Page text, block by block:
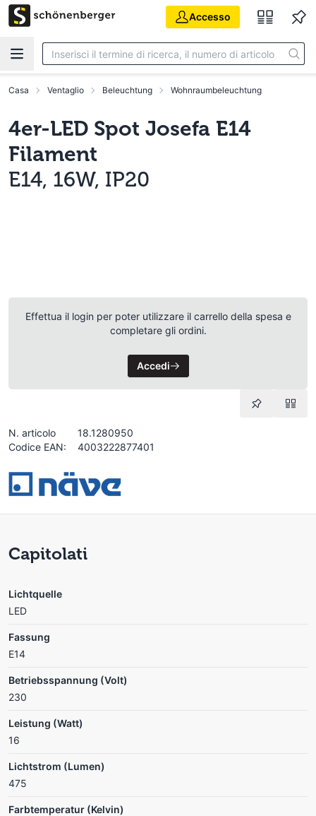
Vai al contenuto principale
Accesso
Casa Ventaglio Beleuchtung Wohnraumbeleuchtung
4er-LED Spot Josefa E14
Filament
E14, 16W, IP20
Effettua il login per poter utilizzare il carrello della spesa e
completare gli ordini.
Accedi
N. articolo
18.1280950
Codice EAN:
4003222877401
Capitolati
Lichtquelle
LED
Fassung
E14
Betriebsspannung (Volt)
230
Leistung (Watt)
16
Lichtstrom (Lumen)
475
Farbtemperatur (Kelvin)